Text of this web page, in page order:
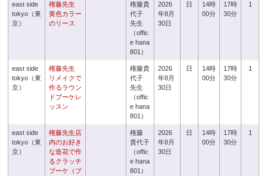
east side
tokyo（東
京）
権藤先生
黄色カラー
のリース
権藤貴
代子
先生
（offic
e hana
801）
2026
年8月
30日
日
14時
00分
17時
30分
1
east side
tokyo（東
京）
権藤先生
リメイクで
作るラウン
ドブーケレ
ッスン
権藤貴
代子
先生
（offic
e hana
801）
2026
年8月
30日
日
14時
00分
17時
30分
1
east side
tokyo（東
京）
権藤先生店
内のお好き
な造花で作
るクラッチ
ブーケ（ブ
権藤
貴代子
（offic
e hana
801）
2026
年8月
30日
日
14時
00分
17時
30分
1